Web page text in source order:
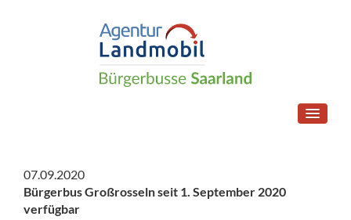
07.09.2020
Bürgerbus Großrosseln seit 1. September 2020
verfügbar